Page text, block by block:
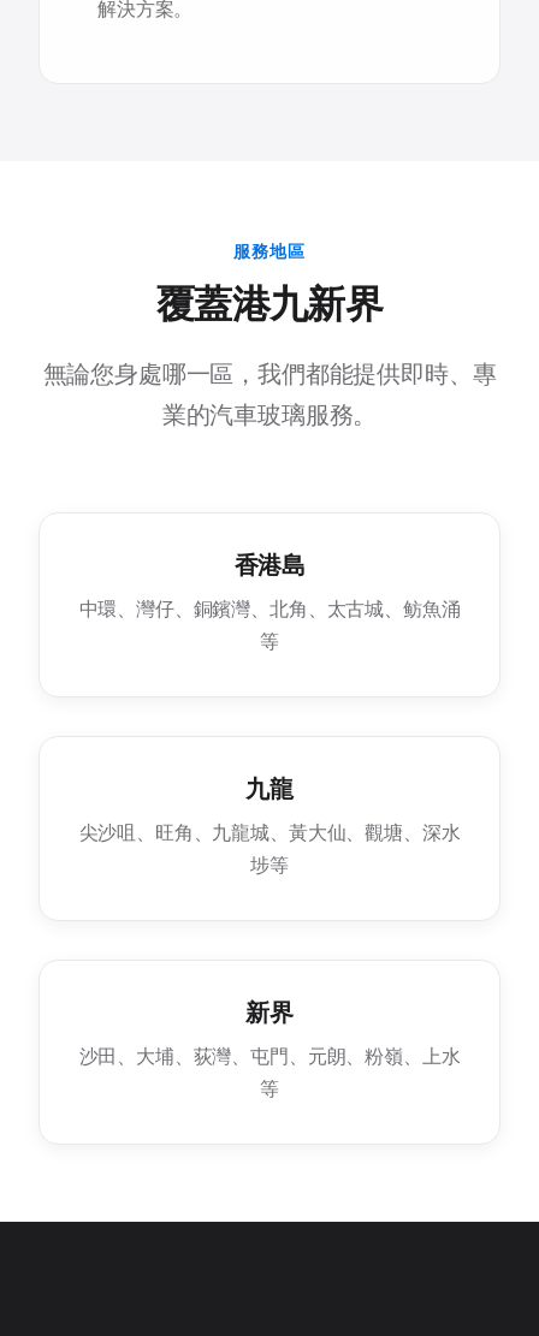
解決方案。
服務地區
覆蓋港九新界
無論您身處哪一區，我們都能提供即時、專
業的汽車玻璃服務。
香港島
中環、灣仔、銅鑌灣、北角、太古城、鲂魚涌
等
九龍
尖沙咀、旺角、九龍城、黃大仙、觀塘、深水
埗等
新界
沙田、大埔、荻灣、屯門、元朗、粉嶺、上水
等